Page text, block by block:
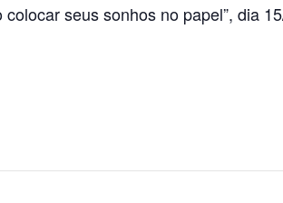
seus sonhos no papel”, dia